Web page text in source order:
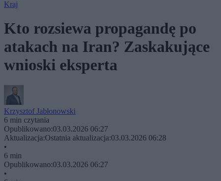
Kraj
Kto rozsiewa propagandę po
atakach na Iran? Zaskakujące
wnioski eksperta
Krzysztof Jabłonowski
6 min czytania
Opublikowano:03.03.2026 06:27
Aktualizacja:Ostatnia aktualizacja:03.03.2026 06:28
•
6 min
Opublikowano:03.03.2026 06:27
•